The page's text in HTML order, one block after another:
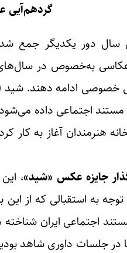
گردهم‌آیی
سال دور یکدیگر جمع
به‌خصوص در سال‌های
خصوصی ادامه دهند.
اجتماعی داده
جایزه عکس «شید»،
به استقبالی که از
اجتماعی ایران
جلسات داوری شاهد